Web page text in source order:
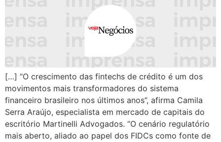
[…] “O crescimento das fintechs de crédito é um dos
movimentos mais transformadores do sistema
financeiro brasileiro nos últimos anos”, afirma Camila
Serra Araújo, especialista em mercado de capitais do
escritório Martinelli Advogados. “O cenário regulatório
mais aberto, aliado ao papel dos FIDCs como fonte de